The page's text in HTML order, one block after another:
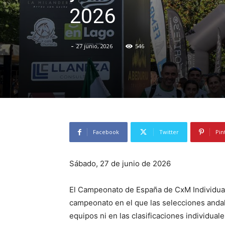
2026
- 27 junio, 2026 546
Facebook Twitter
Sábado, 27 de junio de 2026
El Campeonato de España de CxM
campeonato en el que las selecciones
equipos ni en las clasificaciones